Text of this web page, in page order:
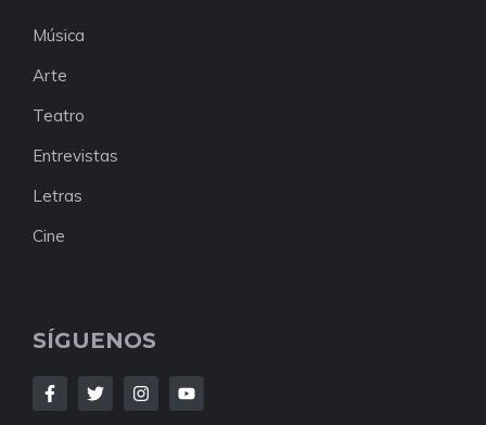
Música
Arte
Teatro
Entrevistas
Letras
Cine
SÍGUENOS